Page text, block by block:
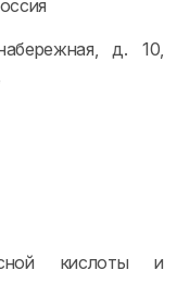
д. 10,
кислоты и